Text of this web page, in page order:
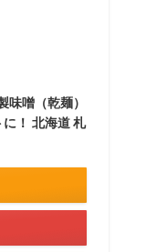
味噌（乾麺）
！ 北海道 札